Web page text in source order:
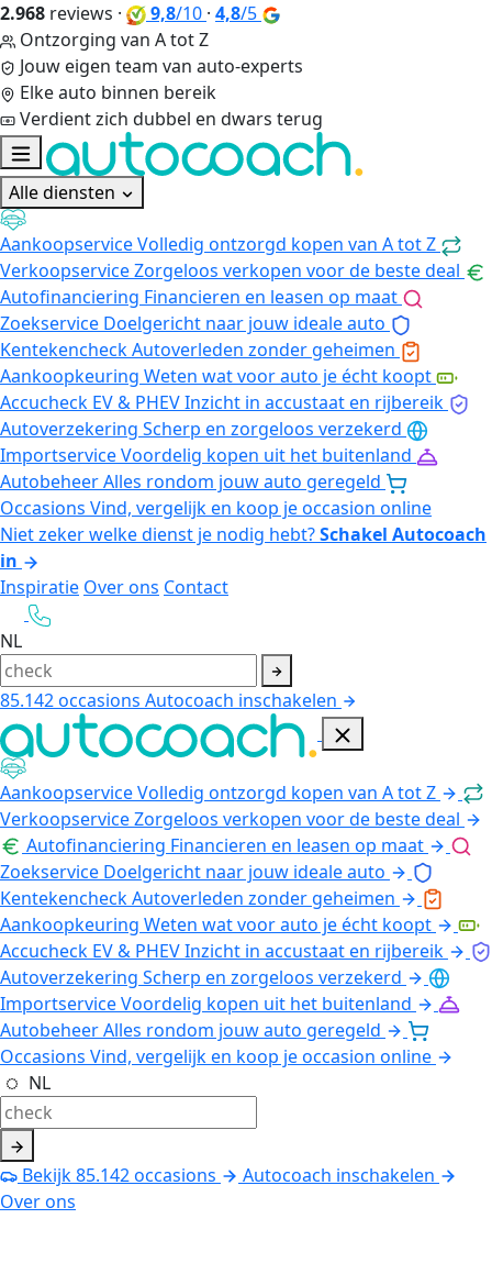
2.968 reviews · 9,8/10 · 4,8/5
Ontzorging van A tot Z
Jouw eigen team van auto-experts
Elke auto binnen bereik
Verdient zich dubbel en dwars terug
Alle diensten
AankoopserviceVolledig ontzorgd kopen van A tot Z
VerkoopserviceZorgeloos verkopen voor de beste deal
Autofinanciering Financieren en leasen op maat
Zoekservice Doelgericht naar jouw ideale auto
KentekencheckAutoverleden zonder geheimen
Aankoopkeuring Weten wat voor auto je écht koopt
Accucheck EV & PHEVInzicht in accustaat en rijbereik
Autoverzekering Scherp en zorgeloos verzekerd
ImportserviceVoordelig kopen uit het buitenland
AutobeheerAlles rondom jouw auto geregeld
Occasions Vind, vergelijk en koop je occasion online
Niet zeker welke dienst je nodig hebt?Schakel Autocoach
in
Inspiratie Over ons Contact
NL
85.142occasions Autocoach inschakelen
AankoopserviceVolledig ontzorgd kopen van A tot Z
VerkoopserviceZorgeloos verkopen voor de beste deal
Autofinanciering Financieren en leasen op maat
Zoekservice Doelgericht naar jouw ideale auto
KentekencheckAutoverleden zonder geheimen
Aankoopkeuring Weten wat voor auto je écht koopt
Accucheck EV & PHEVInzicht in accustaat en rijbereik
Autoverzekering Scherp en zorgeloos verzekerd
ImportserviceVoordelig kopen uit het buitenland
AutobeheerAlles rondom jouw auto geregeld
Occasions Vind, vergelijk en koop je occasion online
NL
Bekijk85.142occasions
Autocoach inschakelen
Over ons